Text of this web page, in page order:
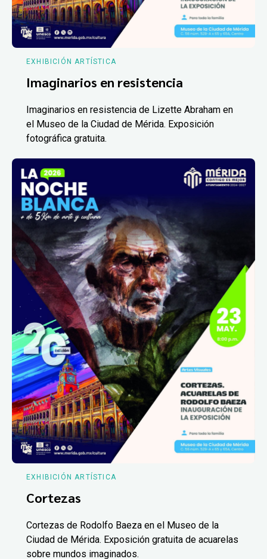
EXHIBICIÓN ARTÍSTICA
Imaginarios en resistencia
Imaginarios en resistencia de Lizette Abraham en
el Museo de la Ciudad de Mérida. Exposición
fotográfica gratuita.
EXHIBICIÓN ARTÍSTICA
Cortezas
Cortezas de Rodolfo Baeza en el Museo de la
Ciudad de Mérida. Exposición gratuita de acuarelas
sobre mundos imaginados.